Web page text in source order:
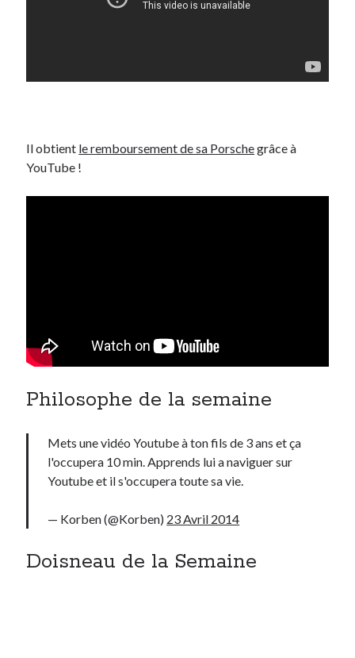
Il obtient le remboursement de sa Porschegrâce à
YouTube !
Philosophe de la semaine
Mets une vidéo Youtube à ton fils de 3 ans et ça
l'occupera 10 min. Apprends lui a naviguer sur
Youtube et il s'occupera toute sa vie.
— Korben (@Korben) 23 Avril 2014
Doisneau de la Semaine